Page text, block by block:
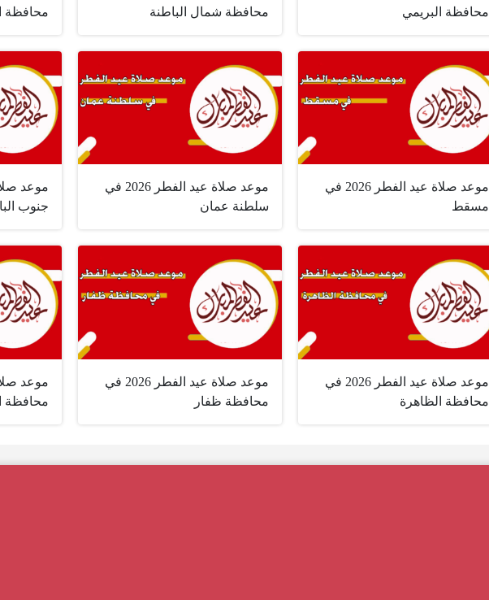
محافظة البريمي ‏
محافظة شمال الباطنة
محافظة
موعد صلاة عيد الفطر 2026 في
مسقط ‏
موعد صلاة عيد الفطر 2026 في
سلطنة عمان
جنوب
موعد صلاة عيد الفطر 2026 في
محافظة الظاهرة
موعد صلاة عيد الفطر 2026 في
محافظة ظفار ‏
محافظة